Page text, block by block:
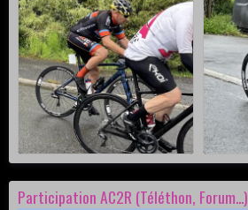
Participation AC2R (Téléthon, Forum...)